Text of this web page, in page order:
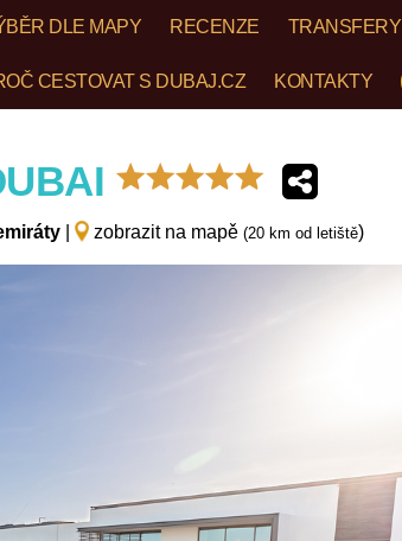
DLE MAPY RECENZE TRANSFERY
CESTOVAT S DUBAJ.CZ KONTAKTY
*****
zobrazit na mapě (20 km od letiště)